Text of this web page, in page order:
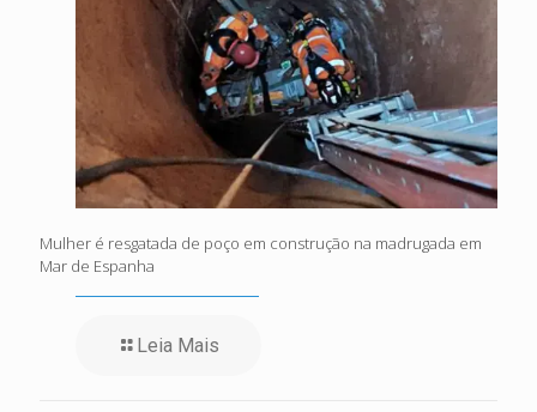
Mulher é resgatada de poço em construção na madrugada em
Mar de Espanha
Leia Mais